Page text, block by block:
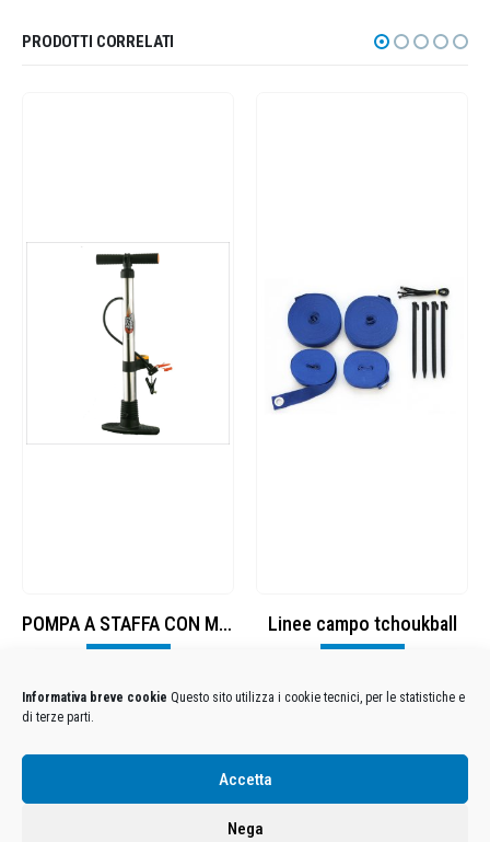
Informativa breve cookie Questo sito utilizza i cookie tecnici, per le statistiche e
di terze parti.
Accetta
Nega
PRODOTTI CORRELATI
POMPA A STAFFA CON MANOMETRO Linee campo tchoukball
Condizioni Generali di Utilizzo-Cookies-Privacy
Euro 12.500.000 i.v. - C.F. e Iscr. Reg. Imp. Monza e Brianza 02137480964 - R.E.A. MB-1370021 -